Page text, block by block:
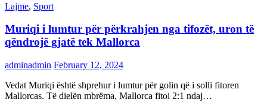
Lajme, Sport
Muriqi i lumtur për përkrahjen nga tifozët, uron të
qëndrojë gjatë tek Mallorca
adminadmin February 12, 2024
Vedat Muriqi është shprehur i lumtur për golin që i solli fitoren
Mallorcas. Të dielën mbrëma, Mallorca fitoi 2:1 ndaj…